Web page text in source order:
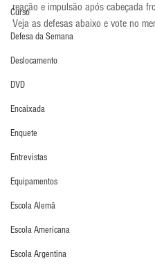
Curso
Defesa da Semana
Deslocamento
DVD
Encaixada
Enquete
Entrevistas
Equipamentos
Escola Alemã
Escola Americana
Escola Argentina
reação e impulsão após cabeçada
Veja as defesas abaixo e vote no